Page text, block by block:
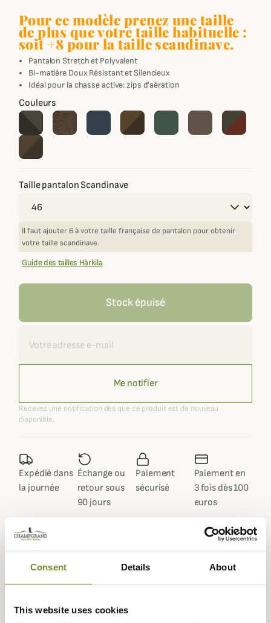
Consent Details About
This website uses cookies
Pour ce modèle prenez une taille
de plus que votre taille habituelle :
soit +8 pour la taille scandinave.
Pantalon Stretch et Polyvalent
Bi-matière Doux Résistant et Silencieux
Idéal pour la chasse active: zips d'aération
Couleurs
Taille pantalon Scandinave
Il faut ajouter 6 à votre taille française de pantalon pour obtenir
votre taille scandinave.
Guide des tailles Härkila
Stock épuisé
Me notifier
Recevez une notification dès que ce produit est de nouveau
disponible.
Expédié dans
la journée
Échange ou
retour sous
90 jours
Paiement
sécurisé
Paiement en
3 fois dès 100
euros
Description
Le pantalon Scandinavian Härkila est un pantalon